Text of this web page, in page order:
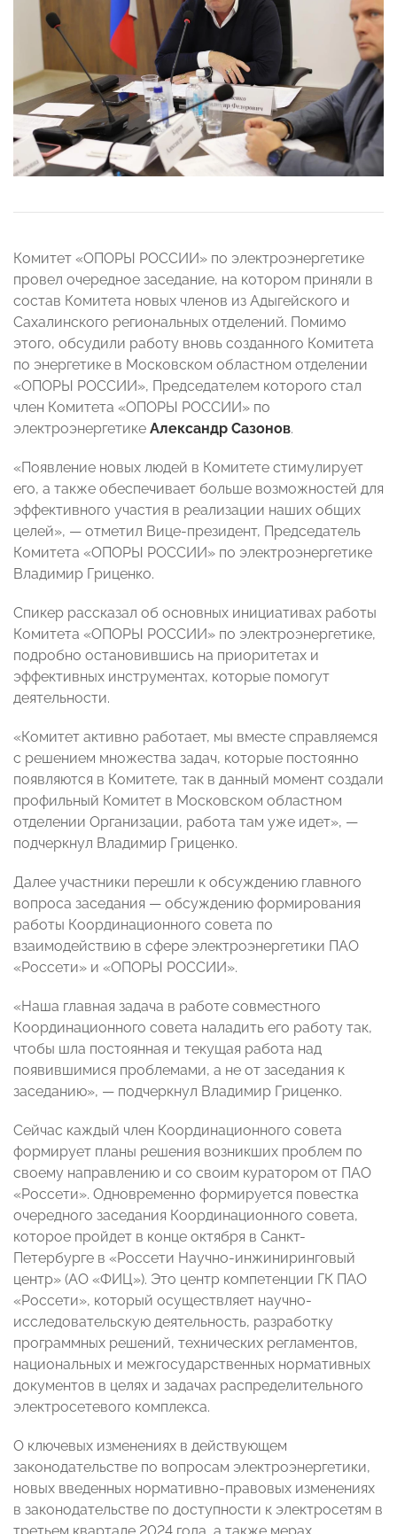
Комитет «ОПОРЫ РОССИИ» по электроэнергетике
провел очередное заседание, на котором приняли в
состав Комитета новых членов из Адыгейского и
Сахалинского региональных отделений. Помимо
этого, обсудили работу вновь созданного Комитета
по энергетике в Московском областном отделении
«ОПОРЫ РОССИИ», Председателем которого стал
член Комитета «ОПОРЫ РОССИИ» по
электроэнергетике Александр Сазонов.
«Появление новых людей в Комитете стимулирует
его, а также обеспечивает больше возможностей для
эффективного участия в реализации наших общих
целей», — отметил Вице-президент, Председатель
Комитета «ОПОРЫ РОССИИ» по электроэнергетике
Владимир Гриценко.
Спикер рассказал об основных инициативах работы
Комитета «ОПОРЫ РОССИИ» по электроэнергетике,
подробно остановившись на приоритетах и
эффективных инструментах, которые помогут
деятельности.
«Комитет активно работает, мы вместе справляемся
с решением множества задач, которые постоянно
появляются в Комитете, так в данный момент создали
профильный Комитет в Московском областном
отделении Организации, работа там уже идет», —
подчеркнул Владимир Гриценко.
Далее участники перешли к обсуждению главного
вопроса заседания — обсуждению формирования
работы Координационного совета по
взаимодействию в сфере электроэнергетики ПАО
«Россети» и «ОПОРЫ РОССИИ».
«Наша главная задача в работе совместного
Координационного совета наладить его работу так,
чтобы шла постоянная и текущая работа над
появившимися проблемами, а не от заседания к
заседанию», — подчеркнул Владимир Гриценко.
Сейчас каждый член Координационного совета
формирует планы решения возникших проблем по
своему направлению и со своим куратором от ПАО
«Россети». Одновременно формируется повестка
очередного заседания Координационного совета,
которое пройдет в конце октября в Санкт-
Петербурге в «Россети Научно-инжиниринговый
центр» (АО «ФИЦ»). Это центр компетенции ГК ПАО
«Россети», который осуществляет научно-
исследовательскую деятельность, разработку
программных решений, технических регламентов,
национальных и межгосударственных нормативных
документов в целях и задачах распределительного
электросетевого комплекса.
О ключевых изменениях в действующем
законодательстве по вопросам электроэнергетики,
новых введенных нормативно-правовых изменениях
в законодательстве по доступности к электросетям в